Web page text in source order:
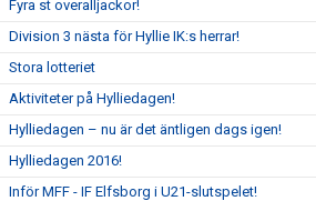
Fyra st overalljackor!
Division 3 nästa för Hyllie IK:s herrar!
Stora lotteriet
Aktiviteter på Hylliedagen!
Hylliedagen – nu är det äntligen dags igen!
Hylliedagen 2016!
Inför MFF - IF Elfsborg i U21-slutspelet!